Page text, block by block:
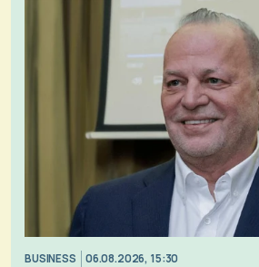
BUSINESS 06.08.2026, 15:30